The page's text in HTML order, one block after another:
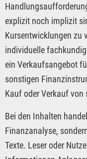
explizit noch implizit
Kursentwicklungen zu
individuelle
ein Verkaufsangebot
sonstigen
Kauf oder Verkauf von
Bei den Inhalten
Finanzanalyse,
Texte. Leser oder